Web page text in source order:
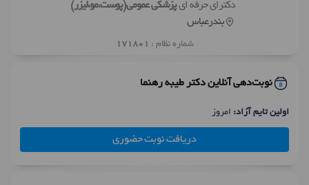
دکترای حرفه ایپزشکی عمومی(پوست،مو،لیزر)
بندرعباس
شماره نظام : 171801
نوبت‌دهی آنلاین دکتر طیبه رهنما
اولین تایم آزاد: امروز
دریافت نوبت حضوری